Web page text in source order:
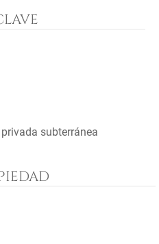
subterránea